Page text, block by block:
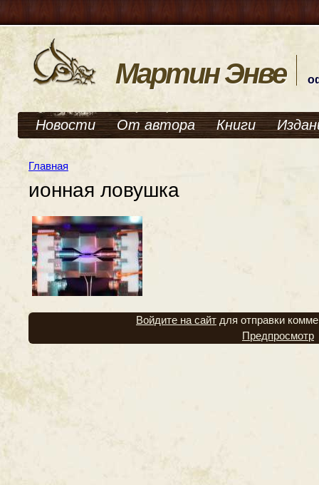
Мартин Энве
Новости От автора Книги
Главная
ионная ловушка
Войдите на сайт для отправки
Предпросмотр